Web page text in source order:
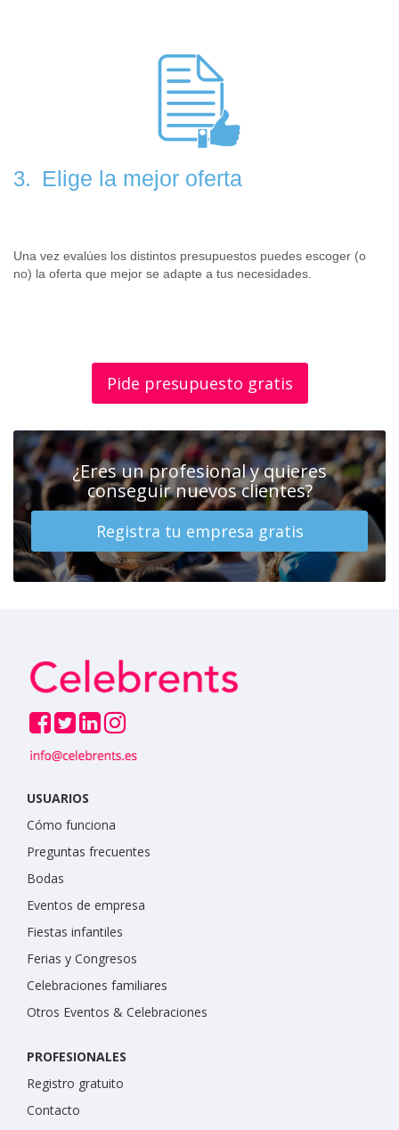
3. Elige la mejor oferta
Una vez evalúes los distintos presupuestos puedes escoger (o
no) la oferta que mejor se adapte a tus necesidades.
Pide presupuesto gratis
¿Eres un profesional y quieres
conseguir nuevos clientes?
Registra tu empresa gratis
USUARIOS
Cómo funciona
Preguntas frecuentes
Bodas
Eventos de empresa
Fiestas infantiles
Ferias y Congresos
Celebraciones familiares
Otros Eventos & Celebraciones
PROFESIONALES
Registro gratuito
Contacto